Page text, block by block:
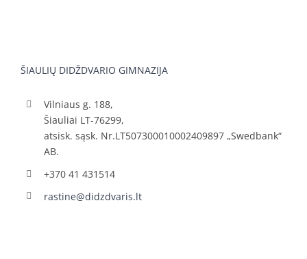
ŠIAULIŲ DIDŽDVARIO GIMNAZIJA
Vilniaus g. 188,
Šiauliai LT-76299,
atsisk. sąsk. Nr.LT507300010002409897 „Swedbank“
AB.
+370 41 431514
rastine@didzdvaris.lt